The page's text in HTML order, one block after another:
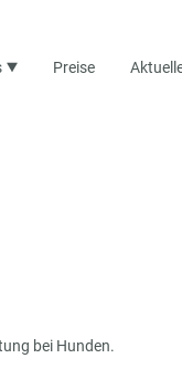
Preise
bei Hunden.